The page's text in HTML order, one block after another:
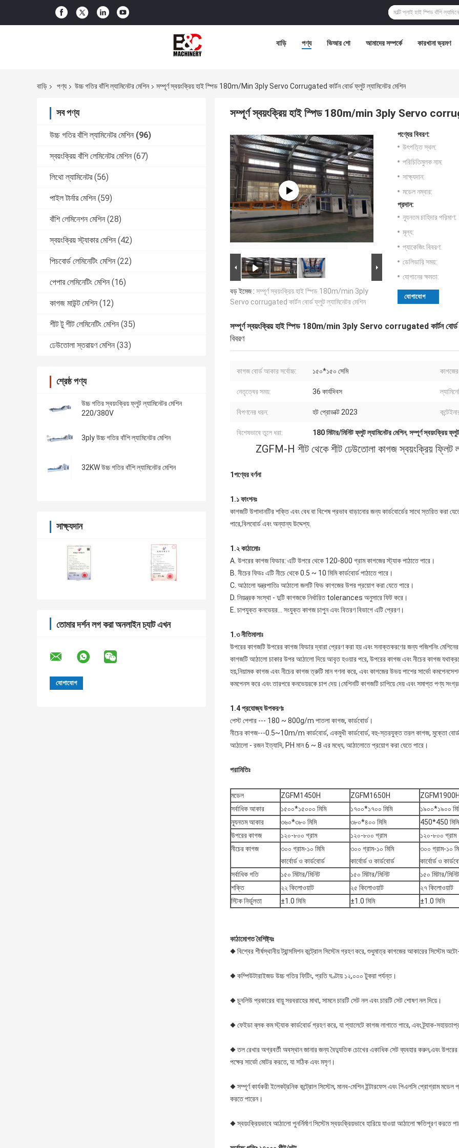
বাড়ি পণ্য ভিআর শো আমাদের সম্পর্কে কারখানা ভ্রমণ
বাড়ি পণ্য উচ্চ গতির বাঁশি ল্যামিনেটর মেশিন সম্পূর্ণ স্বয়ংক্রিয় হাই স্পিড 180m/min 3ply Servo Corrugated কার্টন বোর্ড ফ্লুট ল্যামিনেটর মেশিন
সব পণ্য
উচ্চ গতির বাঁশি ল্যামিনেটর মেশিন (96)
স্বয়ংক্রিয় বাঁশি লেমিনেটর মেশিন (67)
লিথো ল্যামিনেটর (56)
পাইল টার্নার মেশিন (59)
বাঁশি লেমিনেশন মেশিন (28)
স্বয়ংক্রিয় স্ট্যাকার মেশিন (42)
পিচবোর্ড লেমিনেটিং মেশিন (22)
পেপার লেমিনেটিং মেশিন (16)
কাগজ মাউন্ট মেশিন (12)
শীট টু শীট লেমিনেটিং মেশিন (35)
ঢেউতোলা স্তরায়ণ মেশিন (33)
শ্রেষ্ঠ পণ্য
উচ্চ গতির স্বয়ংক্রিয় ফ্লুট ল্যামিনেটর মেশিন
220/380V
3ply উচ্চ গতির বাঁশি ল্যামিনেটর মেশিন
32KW উচ্চ গতির বাঁশি ল্যামিনেটর মেশিন
সাক্ষ্যদান
তোমার দর্শন লগ করা অনলাইন চ্যাট এখন
সম্পূর্ণ স্বয়ংক্রিয় হাই স্পিড 180m/min 3ply Servo
বড় ইমেজ : সম্পূর্ণ স্বয়ংক্রিয় হাই স্পিড 180m/min 3ply
Servo corrugated কার্টন বোর্ড ফ্লুট ল্যামিনেটর মেশিন
পণ্যের বিবরণ:
উৎপত্তি স্থল:
পরিচিতিমুলক নাম:
সাক্ষ্যদান:
মডেল নম্বার:
প্রদান:
ন্যূনতম চাহিদার পরিমাণ:
মূল্য:
প্যাকেজিং বিবরণ:
ডেলিভারি সময়:
যোগানের ক্ষমতা:
যোগাযোগ
সম্পূর্ণ স্বয়ংক্রিয় হাই স্পিড 180m/min 3ply Servo corrugated কার্টন বোর্ড
বিবরণ
কাগজ বোর্ড আকার সর্বোচ্চ: ১৫০*১৫০ সেমি
নেতৃত্বের সময়: 36 কার্যদিবস
বিপণনের ধরন: হট প্রোডাক্ট 2023
বিশেষভাবে তুলে ধরা: 180 মিটার/মিনিট ফ্লুট ল্যামিনেটর মেশিন, সম্পূর্ণ স্বয়ংক্রিয়
ZGFM-H শীট থেকে শীট ঢেউতোলা কাগজ স্বয়ংক্রিয় ফ্লিট
1পণ্যের বর্ণনা
1.১ ফাংশনঃ
কাগজটি উপাদানটির শক্তি এবং বেধ বা বিশেষ প্রভাব বাড়ানোর জন্য কার্ডবোর্ডের সাথে স্তরিত করা
পারে,বিলবোর্ড এবং অন্যান্য উদ্দেশ্য.
1.২ কাঠামোঃ
A. উপরের কাগজ ফিডার: এটি উপরে থেকে 120-800 গ্রাম কাগজের স্ট্যাক পাঠাতে পারে।
B. নীচের ফিডঃ এটি নীচে থেকে 0.5 ~ 10 মিমি কার্ডবোর্ড পাঠাতে পারে।
C. আঠালো যন্ত্রপাতিঃ আঠালো জলটি ফিড কাগজের উপর প্রয়োগ করা যেতে পারে।
D. নিয়ন্ত্রক সংস্থা - দুটি কাগজকে নির্ধারিত tolerances অনুসারে ফিট করে।
E. চাপযুক্ত কনভেয়র... সংযুক্ত কাগজ চাপুন এবং বিতরণ বিভাগে এটি প্রেরণ।
1.৩ নীতিমালাঃ
উপরের কাগজটি উপরের কাগজ ফিডার দ্বারা প্রেরণ করা হয় এবং সনাক্তকরণের জন্য পজিশনিং মেশিনের
কাগজটি আঠালো চাকার উপর আঠালো দিয়ে আবৃত হওয়ার পরে, উপরের কাগজ এবং নীচের কাগজ
হয়,নিয়ামক কাগজ এবং নীচের কাগজ ত্রুটি মান গণনা করে, এবং কাগজের উভয় পাশের সার্ভো
কমপেনস করে এবং তারপরে কনভেয়রকে চাপ দেয়।মেশিনটি কাগজটি চাপিয়ে দেয় এবং সমাপ্ত পণ্য
1.4 প্রযোজ্য উপকরণঃ
পেস্ট পেপার --- 180 ~ 800g/m পাতলা কাগজ, কার্ডবোর্ড।
নীচের কাগজ---0.5~10m/m কার্ডবোর্ড, একমুখী কার্ডবোর্ড, বহু-স্তরযুক্ত তরল কাগজ, মুক্তো
আঠালো - রজন ইত্যাদি, PH মান 6 ~ 8 এর মধ্যে, আঠালোতে প্রয়োগ করা যেতে পারে।
পরামিতিঃ
মডেল ZGFM1450H ZGFM1650H
সর্বাধিক আকার
১৫০০*১৫০০০ মিমি ১৭০০*১৭০০ মিমি
১৯০০*১৯০০
ন্যূনতম আকার
৩৬০*৩৮০ মিমি ৩৮০*৪০০ মিমি
450*450 মিমি
উপরের কাগজ
১২০-৮০০ গ্রাম ১২০-৮০০ গ্রাম
১২০-৮০০ গ্রাম
নীচের কাগজ
৩০০ গ্রাম-১০ মিমি
কার্বোর্ড ও কার্ডবোর্ড
৩০০ গ্রাম-১০ মিমি
কার্বোর্ড ও কার্ডবোর্ড
৩০০ গ্রাম-১০
কার্বোর্ড ও
সর্বাধিক গতি
১৫০ মিটার/মিনিট ১৫০ মিটার/মিনিট
১৫০ মিটার/মিনিট
শক্তি
২২ কিলোওয়াট ২৫ কিলোওয়াট
২৭ কিলোওয়াট
স্টিক নির্ভুলতা
±1.0 মিমি ±1.0 মিমি ±1.0 মিমি
কাঠামোগত বৈশিষ্ট্যঃ
◆ বিশ্বের শীর্ষস্থানীয় ট্রান্সমিশন কন্ট্রোল সিস্টেম গ্রহণ করে, শুধুমাত্র কাগজের আকারের সিস্টেম
◆ কম্পিউটারাইজড উচ্চ গতির ফিটিং, প্রতি ঘণ্টায় ১২,০০০ টুকরা পর্যন্ত।
◆ চুনলিউ প্রকারের বায়ু সরবরাহের মাথা, সামনে চারটি সেট নল এবং চারটি সেট শোষণ নল দিয়ে।
◆ ফেইডা ব্লক কম স্ট্যাক কার্ডবোর্ড গ্রহণ করে, যা প্যালেটে কাগজ লাগাতে পারে, এবং ট্র্যাক-
◆ তল রেখার অগ্রবর্তী অবস্থান জানার জন্য বৈদ্যুতিক চোখের একাধিক সেট ব্যবহার করুন,এবং
পক্ষের সার্ভো মোটর করতে, যা সঠিক এবং মসৃণ।
◆ সম্পূর্ণ কার্যকরী ইলেকট্রনিক কন্ট্রোল সিস্টেম, মানব-মেশিন ইন্টারফেস এবং পিএলসি প্রোগ্রাম মডেল
করতে পারেন।
◆ স্বয়ংক্রিয়ভাবে আঠালো পুনর্নির্মাণ সিস্টেম স্বয়ংক্রিয়ভাবে হারিয়ে যাওয়া আঠালো ক্ষতিপূরণ করতে